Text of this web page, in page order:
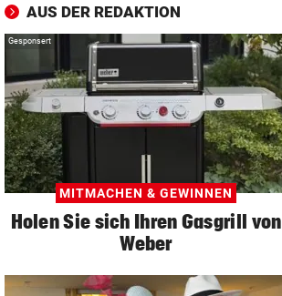
AUS DER REDAKTION
Gesponsert
MITMACHEN & GEWINNEN
Holen Sie sich Ihren Gasgrill von
Weber